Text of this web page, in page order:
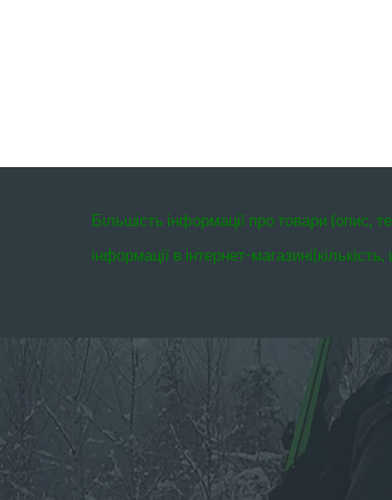
Більшість інформації про товари (опис,
інформації в інтернет-